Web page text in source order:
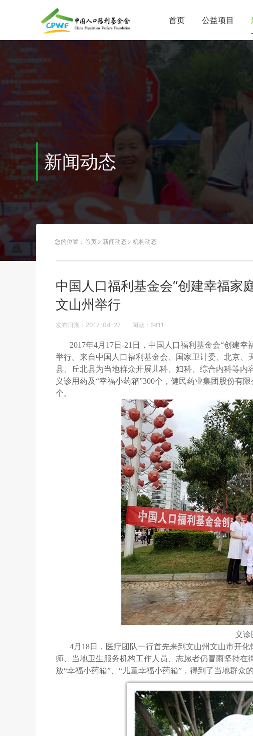
首页 公益项目
新闻动态
您的位置： 首页 新闻动态 机构动态
中国人口福利基金会“创建幸福
文山州举行
发布日期：2017-04-27 阅读： 6411
2017年4月17日-21日，中国人口福利基金会“创建
举行。来自中国人口福利基金会、国家卫计委、北京
县、丘北县为当地群众开展儿科、妇科、综合内科等
义诊用药及“幸福小药箱”300个，健民药业集团股份有
个。
义
4月18日，医疗团队一行首先来到文山州文山市开
师、当地卫生服务机构工作人员、志愿者仍冒雨坚持
放“幸福小药箱”、“儿童幸福小药箱”，得到了当地群众